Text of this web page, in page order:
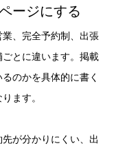
ージにする
、完全予約制、出張
とに違います。掲載
のかを具体的に書く
ます。
が分かりにくい、出